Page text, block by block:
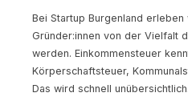
Bei Startup Burgenland
Gründer:innen von der Vielfalt
werden. Einkommensteuer
Körperschaftsteuer,
Das wird schnell unübersichtlich.